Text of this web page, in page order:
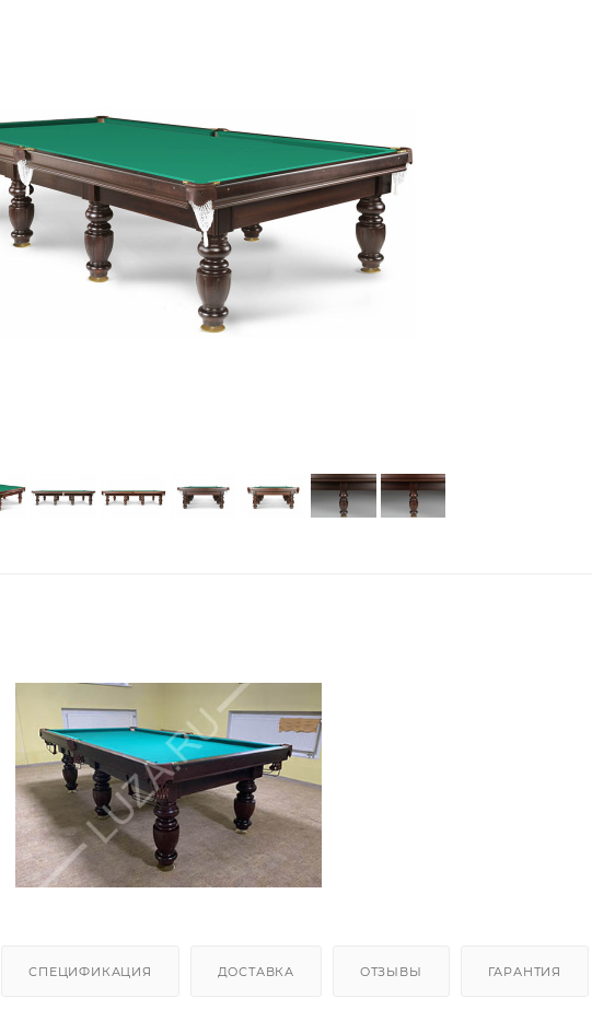
СПЕЦИФИКАЦИЯ ДОСТАВКА ОТЗЫВЫ ГАРАНТИЯ